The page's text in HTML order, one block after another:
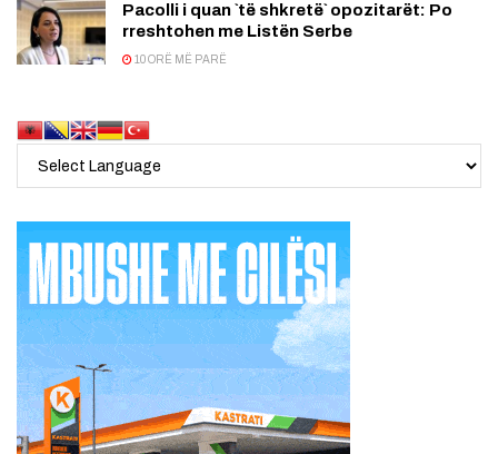
Pacolli i quan `të shkretë` opozitarët: Po
rreshtohen me Listën Serbe
10 ORË MË PARË